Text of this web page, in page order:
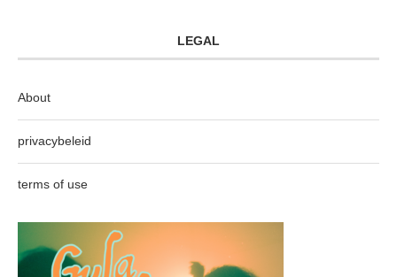
LEGAL
About
privacybeleid
terms of use